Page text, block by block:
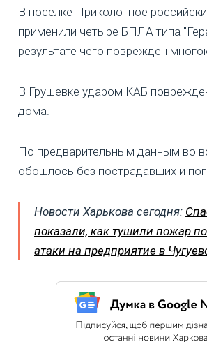
В поселке Приколотное
применили четыре БПЛА типа
результате чего поврежден
В Грушевке ударом КАБ
дома.
По предварительным данным во
обошлось без пострадавших и
Новости Харькова сегодня:
показали, как тушили пожар
атаки на предприятие в